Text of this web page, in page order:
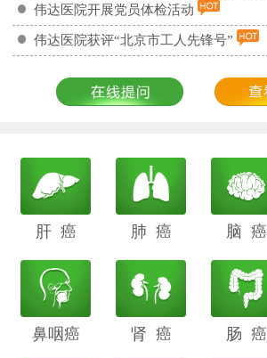
伟达医院开展党员体检活动
伟达医院获评“北京市工人先锋号”
肝 癌 阴道癌肺 癌 甲状腺癌
脑 癌
鼻咽癌 胆管癌肾 癌
子宫内膜
肠 癌